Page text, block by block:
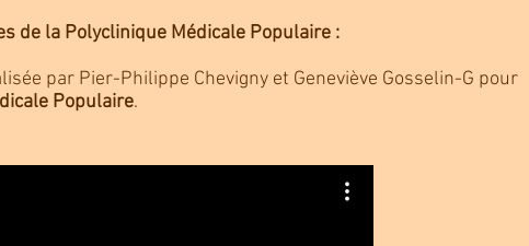
de la Polyclinique Médicale Populaire :
par Pier-Philippe Chevigny et Geneviève Gosselin-G pour
Populaire.